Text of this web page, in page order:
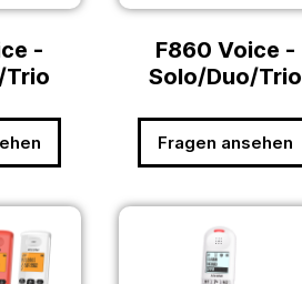
-
Trio
F860 Voice -
Solo/Duo/Trio
Fragen ansehen